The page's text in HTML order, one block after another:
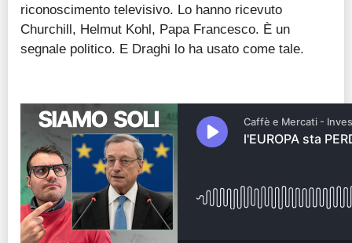
riconoscimento televisivo. Lo hanno ricevuto
Churchill, Helmut Kohl, Papa Francesco. È un
segnale politico. E Draghi lo ha usato come tale.